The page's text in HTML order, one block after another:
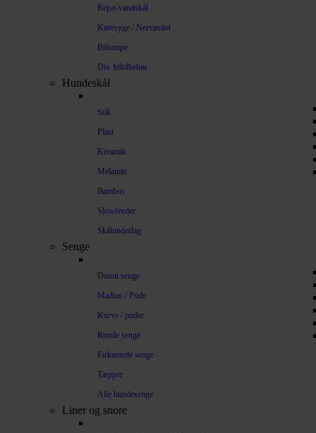
Rejse-vandskål
Køresyge / Nervøsitet
Bilrampe
Div. biltilbehør
Hundeskål
Stål
Plast
Keramik
Melamin
Bambus
Slowfeeder
Skålunderlag
Senge
Donut senge
Madras / Pude
Kurve / puder
Runde senge
Firkantede senge
Tæpper
Alle hundesenge
Liner og snore